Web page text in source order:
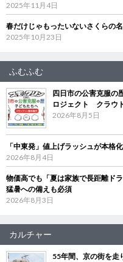
2025年11月4日
春だけじゃもったいないさくらの
2025年10月23日
ふむふむ
四日市の公害克服の
ロジェクト クラウ
2026年8月5日
「中東発」値上げラッシュが本
2026年8月4日
物価高でも「夏は家族で長距離ド
猛暑への備えも必須
2026年8月3日
カルチャー
55年間、京の街を走